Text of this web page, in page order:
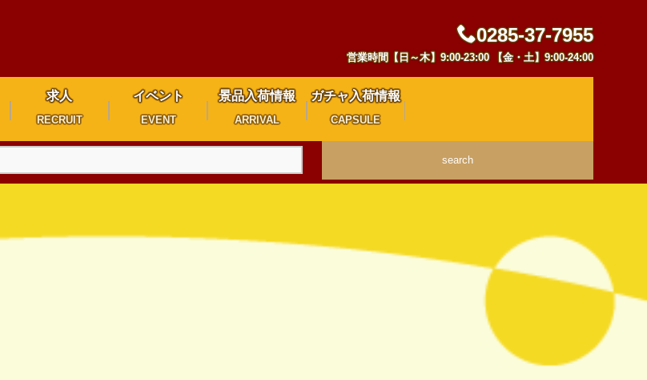
0285-37-7955
営業時間【日～木】9:00-23:00 【金・土】9:00-24:00
求人
RECRUIT
イベント
EVENT
景品入荷情報
ARRIVAL
ガチャ入荷情報
CAPSULE
search